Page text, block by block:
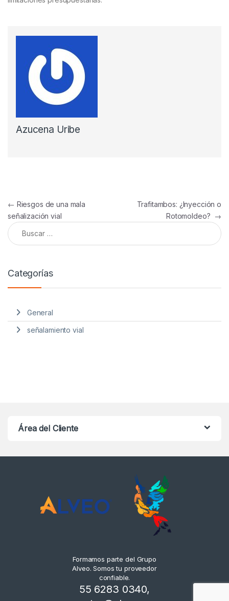
Azucena Uribe
Navegación de entradas
← Riesgos de una mala
señalización vial
Trafitambos: ¿Inyección o
Rotomoldeo? →
Buscar:
Categorías
General
señalamiento vial
Área del Cliente
Formamos parte del Grupo
Alveo. Somos tu proveedor
confiable.
55 6283 0340,